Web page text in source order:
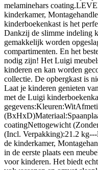
melaminehars
kinderkamer,
kinderboekenkast is het
Dankzij de slimme indeling
gemakkelijk worden
compartimenten. En het
nodig zijn! Het Luigi
kinderen en kan worden
collectie. De opbergkast is
Laat je kinderen genieten
met de Luigi
coatingNettogewicht
(Incl. Verpakking):21.2
de kinderkamer,
in de eerste plaats een
voor kinderen. Het biedt